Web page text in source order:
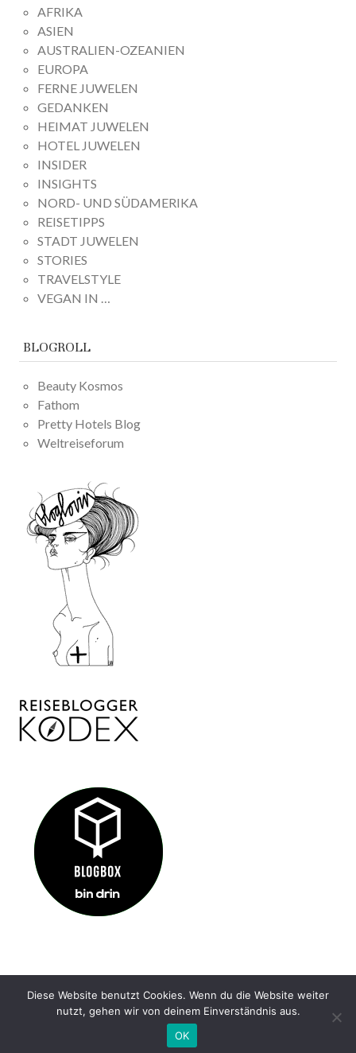
AFRIKA
ASIEN
AUSTRALIEN-OZEANIEN
EUROPA
FERNE JUWELEN
GEDANKEN
HEIMAT JUWELEN
HOTEL JUWELEN
INSIDER
INSIGHTS
NORD- UND SÜDAMERIKA
REISETIPPS
STADT JUWELEN
STORIES
TRAVELSTYLE
VEGAN IN …
BLOGROLL
Beauty Kosmos
Fathom
Pretty Hotels Blog
Weltreiseforum
IMPRESSUM KONTAKT DATENSCHUTZ
Diese Website benutzt Cookies. Wenn du die Website weiter
nutzt, gehen wir von deinem Einverständnis aus.
OK